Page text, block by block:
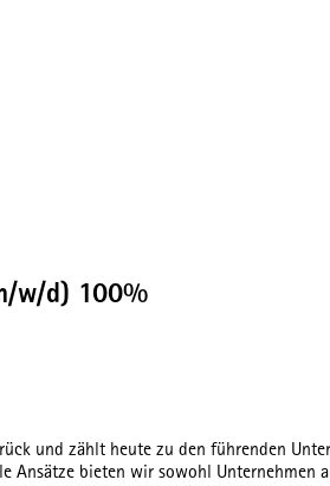
w/d) 100%
und zählt heute zu den führenden
bieten wir sowohl Unternehmen